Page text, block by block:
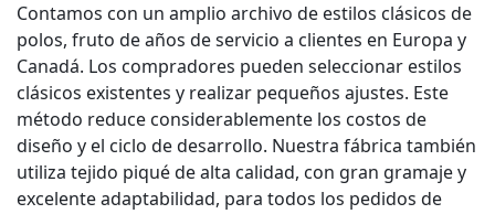
Contamos con un amplio archivo de estilos clásicos de
polos, fruto de años de servicio a clientes en Europa y
Canadá. Los compradores pueden seleccionar estilos
clásicos existentes y realizar pequeños ajustes. Este
método reduce considerablemente los costos de
diseño y el ciclo de desarrollo. Nuestra fábrica también
utiliza tejido piqué de alta calidad, con gran gramaje y
excelente adaptabilidad, para todos los pedidos de